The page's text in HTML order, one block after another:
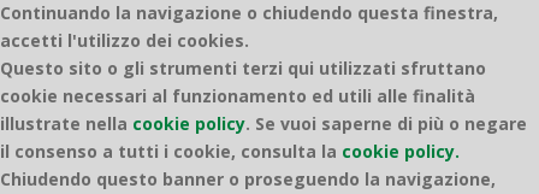
Continuando la navigazione o chiudendo questa finestra,
accetti l'utilizzo dei cookies.
Questo sito o gli strumenti terzi qui utilizzati sfruttano
cookie necessari al funzionamento ed utili alle finalità
illustrate nella cookie policy. Se vuoi saperne di più o negare
il consenso a tutti i cookie, consulta la cookie policy.
Chiudendo questo banner o proseguendo la navigazione,